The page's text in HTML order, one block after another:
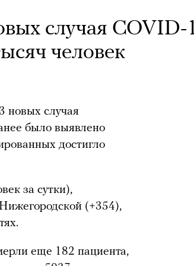
случая COVID-
человек
новых случая
было выявлено
достигло
за сутки),
(+354),
еще 182 пациента,